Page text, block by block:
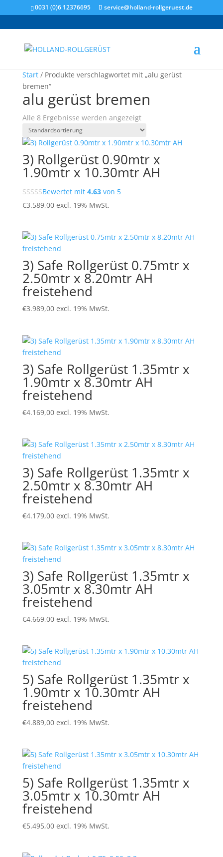
0031 (0)6 12376695 service@holland-rollgeruest.de
Start/ Produkte verschlagwortet mit „alu gerüst
bremen“
alu gerüst bremen
Alle 8 Ergebnisse werden angezeigt
3) Rollgerüst 0.90mtr x
1.90mtr x 10.30mtr AH
Bewertet mit 4.63von 5
€3.589,00 excl. 19% MwSt.
3) Safe Rollgerüst 0.75mtr x
2.50mtr x 8.20mtr AH
freistehend
€3.989,00 excl. 19% MwSt.
3) Safe Rollgerüst 1.35mtr x
1.90mtr x 8.30mtr AH
freistehend
€4.169,00 excl. 19% MwSt.
3) Safe Rollgerüst 1.35mtr x
2.50mtr x 8.30mtr AH
freistehend
€4.179,00 excl. 19% MwSt.
3) Safe Rollgerüst 1.35mtr x
3.05mtr x 8.30mtr AH
freistehend
€4.669,00 excl. 19% MwSt.
5) Safe Rollgerüst 1.35mtr x
1.90mtr x 10.30mtr AH
freistehend
€4.889,00 excl. 19% MwSt.
5) Safe Rollgerüst 1.35mtr x
3.05mtr x 10.30mtr AH
freistehend
€5.495,00 excl. 19% MwSt.
Angebot!